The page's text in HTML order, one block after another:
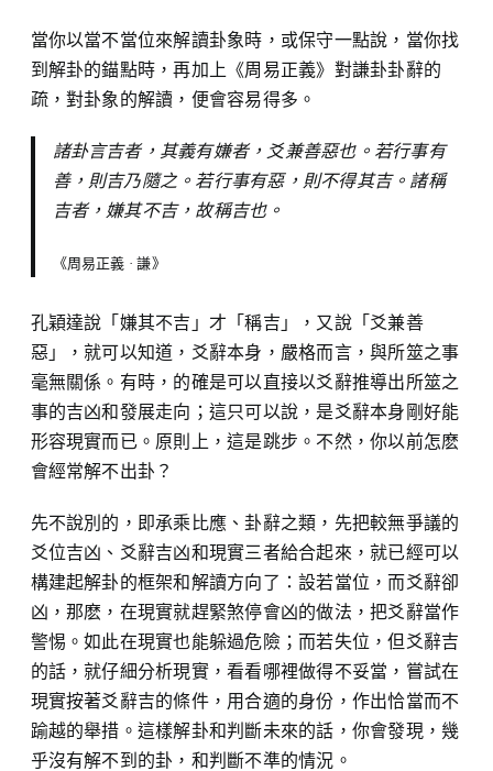
當你以當不當位來解讀卦象時，或保守一點說，當你找
到解卦的錨點時，再加上《周易正義》對謙卦卦辭的
疏，對卦象的解讀，便會容易得多。
諸卦言吉者，其義有嫌者，爻兼善惡也。若行事有
善，則吉乃隨之。若行事有惡，則不得其吉。諸稱
吉者，嫌其不吉，故稱吉也。
《周易正義 · 謙》
孔穎達說「嫌其不吉」才「稱吉」，又說「爻兼善
惡」，就可以知道，爻辭本身，嚴格而言，與所筮之事
毫無關係。有時，的確是可以直接以爻辭推導出所筮之
事的吉凶和發展走向；這只可以說，是爻辭本身剛好能
形容現實而已。原則上，這是跳步。不然，你以前怎麽
會經常解不出卦？
先不說別的，即承乘比應、卦辭之類，先把較無爭議的
爻位吉凶、爻辭吉凶和現實三者給合起來，就已經可以
構建起解卦的框架和解讀方向了：設若當位，而爻辭卻
凶，那麽，在現實就趕緊煞停會凶的做法，把爻辭當作
警惕。如此在現實也能躲過危險；而若失位，但爻辭吉
的話，就仔細分析現實，看看哪裡做得不妥當，嘗試在
現實按著爻辭吉的條件，用合適的身份，作出恰當而不
踰越的舉措。這樣解卦和判斷未來的話，你會發現，幾
乎沒有解不到的卦，和判斷不準的情況。